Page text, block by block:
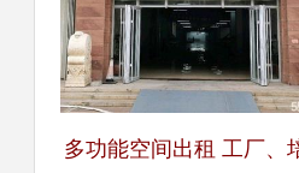
多功能空间出租 工厂、